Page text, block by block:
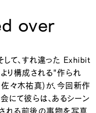
over
て、すれ違った Exhibit
り構成される"作られ
々木祐真)が、今回新作
にて彼らは、あるシーン
れる前後の事物を写真